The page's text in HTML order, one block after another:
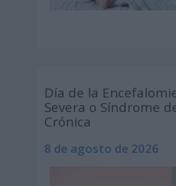
Día de la
Severa o Síndrome
Crónica
8 de agosto de 2026